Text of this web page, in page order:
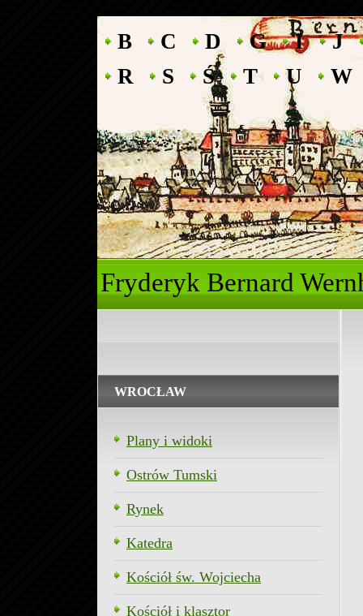
B C D G I
J
R
S Ś T U W
Fryderyk
WROCŁAW
Plany i widoki
Ostrów Tumski
Rynek
Katedra
Kościół św. Wojciecha
Kościół i klasztor